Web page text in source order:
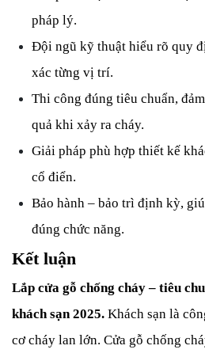
pháp lý.
Đội ngũ kỹ thuật hiểu rõ quy
xác từng vị trí.
Thi công đúng tiêu chuẩn,
quả khi xảy ra cháy.
Giải pháp phù hợp thiết kế
cổ điển.
Bảo hành – bảo trì định kỳ,
đúng chức năng.
Kết luận
Lắp cửa gỗ chống cháy – tiêu
khách sạn 2025. Khách sạn là
cơ cháy lan lớn. Cửa gỗ chống